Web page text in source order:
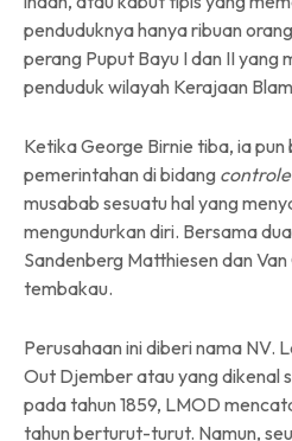
penduduknya hanya ribuan
perang Puput Bayu I dan II yang
penduduk wilayah Kerajaan
Ketika George Birnie tiba, ia
pemerintahan di bidang
musabab sesuatu hal yang
mengundurkan diri. Bersama
Sandenberg Matthiesen dan
tembakau.
Perusahaan ini diberi nama NV.
Out Djember atau yang dikenal
pada tahun 1859, LMOD
tahun berturut-turut. Namun,